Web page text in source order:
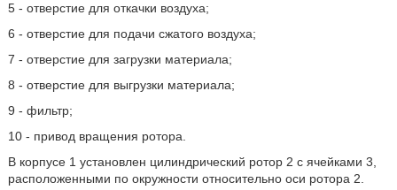
5 - отверстие для откачки воздуха;
6 - отверстие для подачи сжатого воздуха;
7 - отверстие для загрузки материала;
8 - отверстие для выгрузки материала;
9 - фильтр;
10 - привод вращения ротора.
В корпусе 1 установлен цилиндрический ротор 2 с ячейками 3,
расположенными по окружности относительно оси ротора 2.